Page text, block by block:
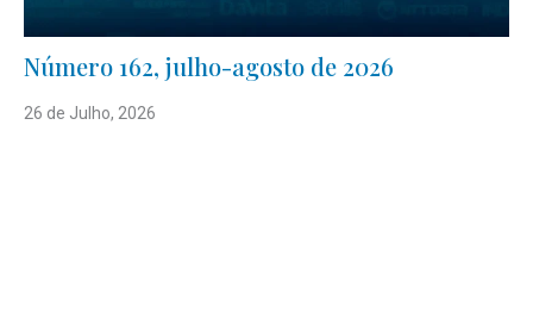
Número 162, julho-agosto de 2026
26 de Julho, 2026